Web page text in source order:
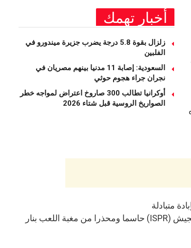
أخبار تهمك
زلزال بقوة 5.8 درجة يضرب جزيرة ميندورو في
الفلبين
السعودية: إصابة 11 مدنيا بينهم مصريان في
نجران جراء هجوم حوثي
أوكرانيا تطالب 300 صاروخ اعتراض لمواجه خطر
الصواريخ الروسية قبل شتاء 2026
متبادلة
وجاء الرد الباكستاني عبر الجناح الإعلامي للجيش (ISPR) حاسما ومحذرا من مغبة اللعب بنار